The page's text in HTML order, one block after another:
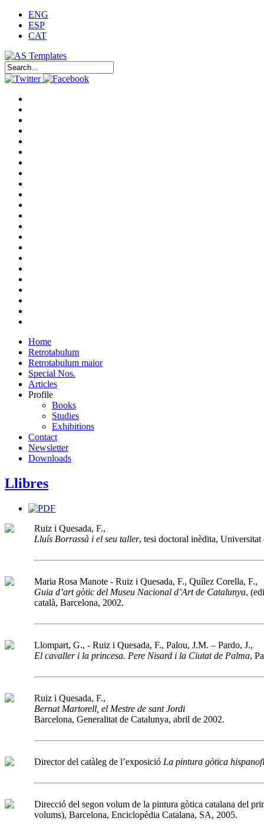
ENG
ESP
CAT
Home
Retrotabulum
Retrotabulum maior
Special Nos.
Articles
Profile
Books
Studies
Exhibitions
Contact
Newsletter
Downloads
Llibres
Ruiz i Quesada, F.,
Lluís Borrassà i el seu taller, tesi doctoral inèdita,
Maria Rosa Manote - Ruiz i Quesada, F., Quílez Corella, F.,
Guia d’art gòtic del Museu Nacional d’Art de Catalunya,
català, Barcelona, 2002.
Llompart, G., - Ruiz i Quesada, F., Palou, J.M. – Pardo, J.,
El cavaller i la princesa. Pere Nisard i la Ciutat de Palma,
Ruiz i Quesada, F.,
Bernat Martorell, el Mestre de sant Jordi
Barcelona, Generalitat de Catalunya, abril de 2002.
Director del catàleg de l’exposició La pintura gòtica
Direcció del segon volum de la pintura gòtica catalana del
volums), Barcelona, Enciclopèdia Catalana, SA, 2005.